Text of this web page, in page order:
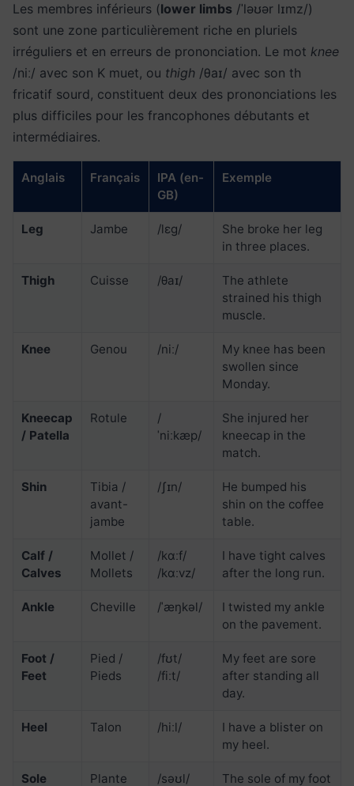
Les membres inférieurs (lower limbs /ˈləʊər lɪmz/)
sont une zone particulièrement riche en pluriels
irréguliers et en erreurs de prononciation. Le mot knee
/niː/ avec son K muet, ou thigh /θaɪ/ avec son th
fricatif sourd, constituent deux des prononciations les
plus difficiles pour les francophones débutants et
intermédiaires.
Anglais Français
IPA (en-
GB)
Exemple
Leg Jambe /lɛɡ/
She broke her leg
in three places.
Thigh Cuisse /θaɪ/
The athlete
strained his thigh
muscle.
Knee Genou /niː/
My knee has been
swollen since
Monday.
Kneecap
/ Patella
Rotule
/
ˈniːkæp/
She injured her
kneecap in the
match.
Shin
Tibia /
avant-
jambe
/ʃɪn/
He bumped his
shin on the coffee
table.
Calf /
Calves
Mollet /
Mollets
/kɑːf/
/kɑːvz/
I have tight calves
after the long run.
Ankle Cheville /ˈæŋkəl/
I twisted my ankle
on the pavement.
Foot /
Feet
Pied /
Pieds
/fʊt/
/fiːt/
My feet are sore
after standing all
day.
Heel Talon /hiːl/
I have a blister on
my heel.
Sole Plante /səʊl/ The sole of my foot